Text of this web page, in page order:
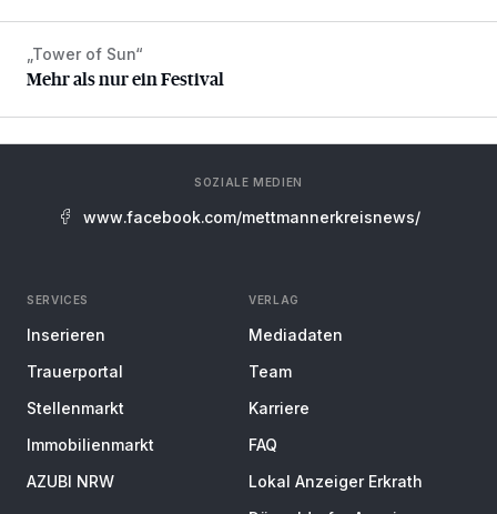
Mehr als nur ein Festival
„Tower of Sun“
Mehr als nur ein Festival
SOZIALE MEDIEN
www.facebook.com/mettmannerkreisnews/
SERVICES
Inserieren
Trauerportal
Stellenmarkt
Immobilienmarkt
AZUBI NRW
VERLAG
Mediadaten
Team
Karriere
FAQ
Lokal Anzeiger Erkrath